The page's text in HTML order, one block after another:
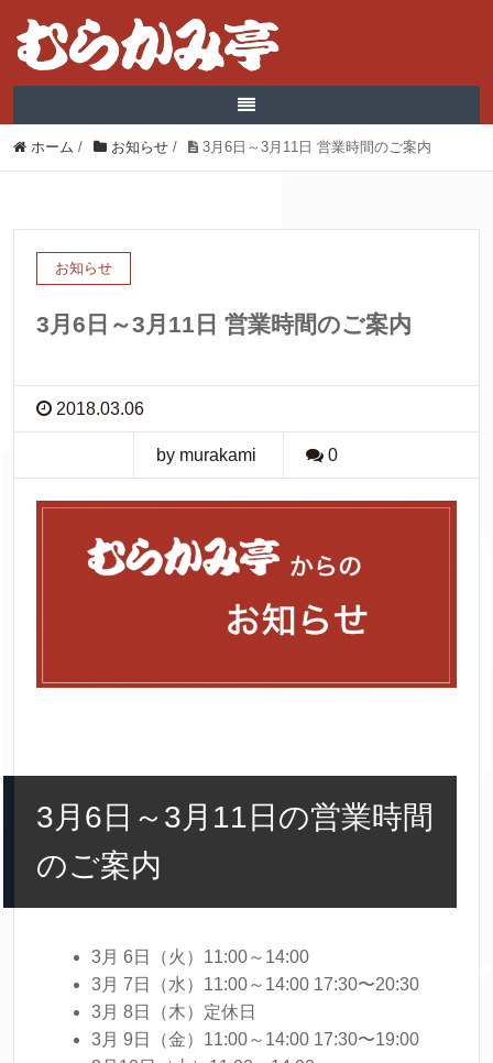
ホーム / お知らせ / 3月6日～3月11日 営業時間のご案内
お知らせ
3月6日～3月11日 営業時間のご案内
2018.03.06
by murakami 0
3月6日～3月11日の営業時間
のご案内
3月 6日（火）11:00～14:00
3月 7日（水）11:00～14:00 17:30〜20:30
3月 8日（木）定休日
3月 9日（金）11:00～14:00 17:30〜19:00